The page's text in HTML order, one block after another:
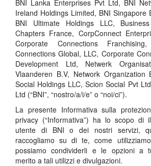
BNI Lanka Enterprises Pvt Ltd, BNI
Ireland Holdings Limited, BNI Singapore
BNI Ultimate Holdings LLC,
Chapters France, CorpConnect
Corporate Connections
Connections Global, LLC, Corporate
Development Ltd, Netwerk
Vlaanderen B.V, Network Organization
Social Holdings LLC, Scion Social Pvt
Ltd (“BNI”, “nostro/a/i/e” o “noi/ci”).
La presente Informativa sulla
privacy (“Informativa”) ha lo scopo di
utente di BNI o dei nostri servizi,
raccogliamo su di te, come
possiamo condividerli e le opzioni a
merito a tali utilizzi e divulgazioni.